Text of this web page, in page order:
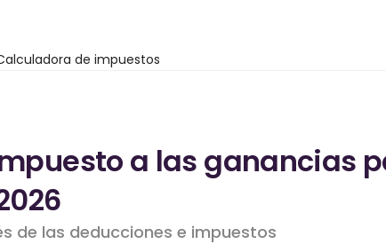
de impuestos
a las ganancias
de las deducciones e impuestos